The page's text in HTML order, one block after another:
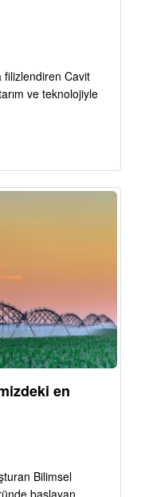
filizlendiren Cavit
ve teknolojiyle
en
Bilimsel
başlayan